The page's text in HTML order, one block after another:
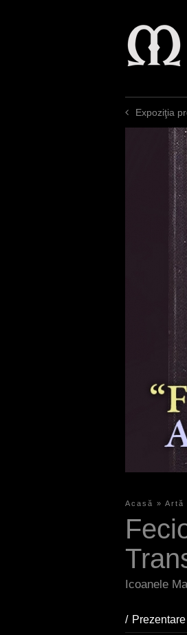
Expoziţia
S
e
s
n
Acasă » Artă
Icoanele
Prezentare